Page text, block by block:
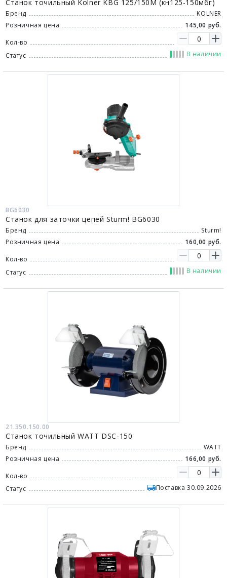
Станок точильный Kolner KBG 125/150M (кн125-150мбг)
Бренд
KOLNER
Розничная цена
145,00 руб.
Кол-во
Статус
В наличии
BG6030
Станок для заточки цепей Sturm! BG6030
Бренд
Sturm!
Розничная цена
160,00 руб.
Кол-во
Статус
В наличии
21.350.150.00
Станок точильный WATT DSC-150
Бренд
WATT
Розничная цена
166,00 руб.
Кол-во
Статус
Поставка 30.09.2026